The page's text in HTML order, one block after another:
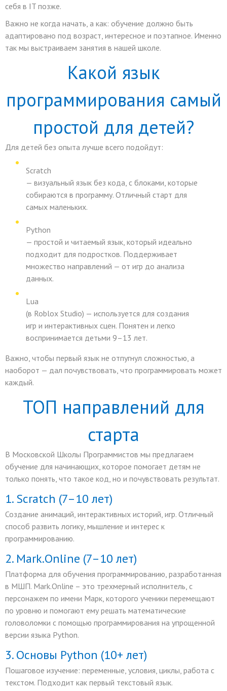
себя в IT позже.
Важно не когда начать, а как: обучение должно быть
адаптировано под возраст, интересное и поэтапное. Именно
так мы выстраиваем занятия в нашей школе.
Какой язык
программирования самый
простой для детей?
Для детей без опыта лучше всего подойдут:
Scratch
— визуальный язык без кода, с блоками, которые
собираются в программу. Отличный старт для
самых маленьких.
Python
— простой и читаемый язык, который идеально
подходит для подростков. Поддерживает
множество направлений — от игр до анализа
данных.
Lua
(в Roblox Studio) — используется для создания
игр и интерактивных сцен. Понятен и легко
воспринимается детьми 9–13 лет.
Важно, чтобы первый язык не отпугнул сложностью, а
наоборот — дал почувствовать, что программировать может
каждый.
ТОП направлений для
старта
В Московской Школы Программистов мы предлагаем
обучение для начинающих, которое помогает детям не
только понять, что такое код, но и почувствовать результат.
1. Scratch (7–10 лет)
Создание анимаций, интерактивных историй, игр. Отличный
способ развить логику, мышление и интерес к
программированию.
2. Mark.Online (7–10 лет)
Платформа для обучения программированию, разработанная
в МШП. Mark.Online – это трехмерный исполнитель, с
персонажем по имени Марк, которого ученики перемещают
по уровню и помогают ему решать математические
головоломки с помощью программирования на упрощенной
версии языка Python.
3. Основы Python (10+ лет)
Пошаговое изучение: переменные, условия, циклы, работа с
текстом. Подходит как первый текстовый язык.